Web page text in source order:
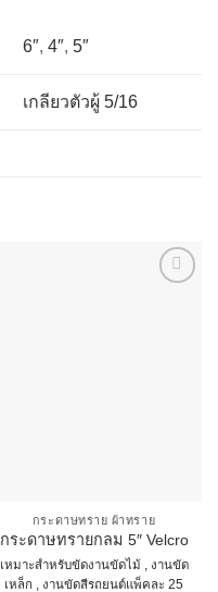
6″, 4″, 5″
เกลียวตัวผู้ 5/16
กระดาษทราย ผ้าทราย
กระดาษทรายกลม 5″ Velcro
เหมาะสำหรับขัดงานขัดไม้ , งานขัด
เหล็ก , งานขัดสีรถยนต์แพ็คละ 25